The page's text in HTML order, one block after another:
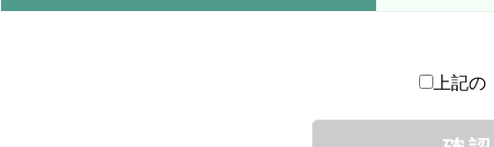
上記の